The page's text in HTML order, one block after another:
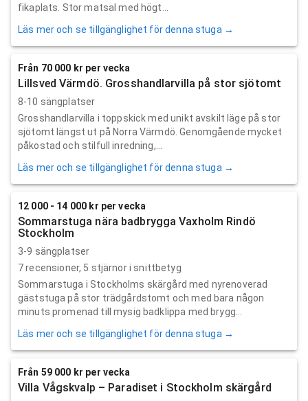
fikaplats. Stor matsal med högt...
Läs mer och se tillgänglighet för denna stuga →
Från 70 000 kr per vecka
Lillsved Värmdö. Grosshandlarvilla på stor sjötomt
8-10 sängplatser
Grosshandlarvilla i toppskick med unikt avskilt läge på stor
sjötomt längst ut på Norra Värmdö. Genomgående mycket
påkostad och stilfull inredning,...
Läs mer och se tillgänglighet för denna stuga →
12 000 - 14 000 kr per vecka
Sommarstuga nära badbrygga Vaxholm Rindö
Stockholm
3-9 sängplatser
7recensioner, 5 stjärnor i snittbetyg
Sommarstuga i Stockholms skärgård med nyrenoverad
gäststuga på stor trädgårdstomt och med bara någon
minuts promenad till mysig badklippa med brygg...
Läs mer och se tillgänglighet för denna stuga →
Från 59 000 kr per vecka
Villa Vågskvalp – Paradiset i Stockholm skärgård